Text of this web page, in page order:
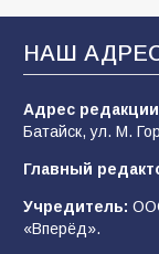
деле
2026 года
101
В Батайске
НАШ
Адрес
Батайск, ул. М.
Главный
Учредитель:
«Вперёд».